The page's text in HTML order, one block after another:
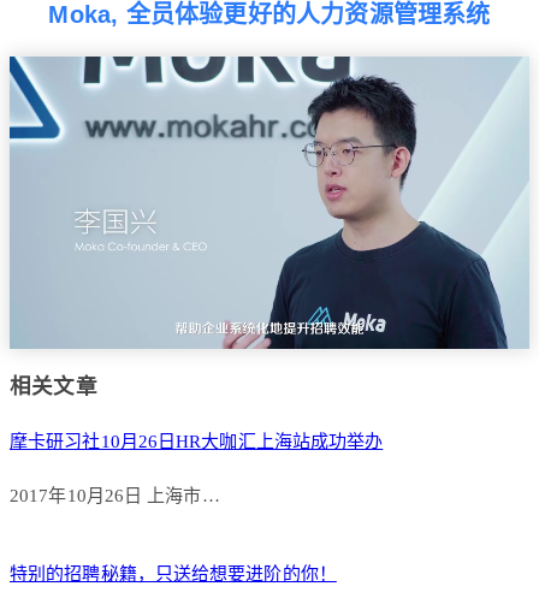
Moka, 全员体验更好的人力资源管理系统
相关文章
摩卡研习社10月26日HR大咖汇上海站成功举办
2017年10月26日 上海市…
特别的招聘秘籍，只送给想要进阶的你！